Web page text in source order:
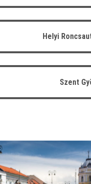
Helyi
Szent